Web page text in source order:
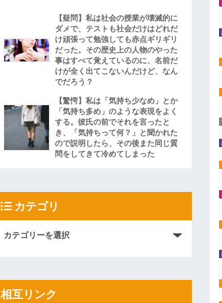
【疑問】私は社会の授業が壊滅的に
ダメで、テストも社会だけはどれだ
け頑張って勉強しても赤点ギリギリ
だった。その歴史上の人物のやった
事はすべて覚えているのに、名前だ
けが全く出てこないんだけど、なん
でだろう？
【驚愕】私は「気持ち少なめ」とか
「気持ち多め」のような表現をよく
する。彼氏の前でそれを言ったと
き、「気持ちって何？」と聞かれた
ので説明したら、その後また同じ質
問をしてきて冷めてしまった
カテゴリ
相互リンク